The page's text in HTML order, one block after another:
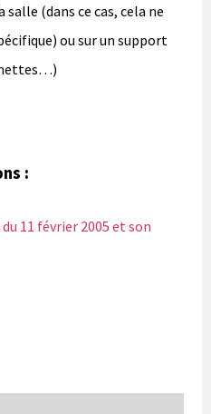
salle (dans ce cas, cela ne
ou sur un support
:
11 février 2005 et son